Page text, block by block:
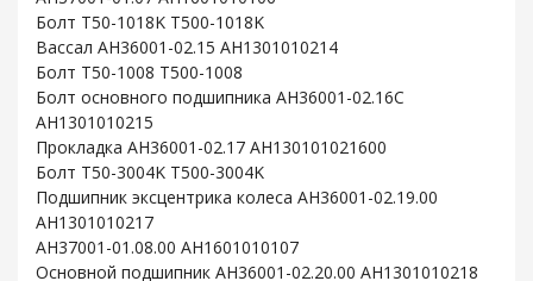
Болт T50-1018K T500-1018K
Вассал AH36001-02.15 AH1301010214
Болт T50-1008 T500-1008
Болт основного подшипника AH36001-02.16C
AH1301010215
Прокладка AH36001-02.17 AH130101021600
Болт T50-3004K T500-3004K
Подшипник эксцентрика колеса AH36001-02.19.00
AH1301010217
AH37001-01.08.00 AH1601010107
Основной подшипник AH36001-02.20.00 AH1301010218